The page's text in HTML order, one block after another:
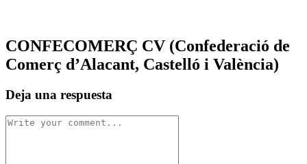
CONFECOMERÇ CV (Confederació de
Comerç d’Alacant, Castelló i València)
Deja una respuesta